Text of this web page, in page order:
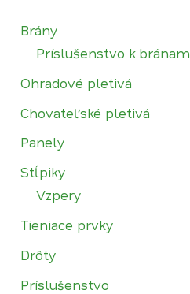
Brány
Príslušenstvo k bránam
Ohradové pletivá
Chovateľské pletivá
Panely
Stĺpiky
Vzpery
Tieniace prvky
Drôty
Príslušenstvo